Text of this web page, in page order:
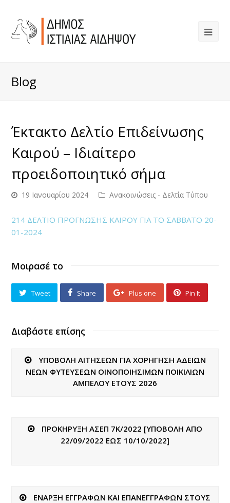
Blog
Έκτακτο Δελτίο Επιδείνωσης
Καιρού – Ιδιαίτερο
προειδοποιητικό σήμα
19 Ιανουαρίου 2024 Ανακοινώσεις - Δελτία Τύπου
214 ΔΕΛΤΙΟ ΠΡΟΓΝΩΣΗΣ ΚΑΙΡΟΥ ΓΙΑ ΤO ΣΑΒΒΑΤΟ 20-
01-2024
Μοιρασέ το
Tweet Share Plus one Pin It
Διαβάστε επίσης
ΥΠΟΒΟΛΗ ΑΙΤΗΣΕΩΝ ΓΙΑ ΧΟΡΗΓΗΣΗ ΑΔΕΙΩΝ
ΝΕΩΝ ΦΥΤΕΥΣΕΩΝ ΟΙΝΟΠΟΙΗΣΙΜΩΝ ΠΟΙΚΙΛΙΩΝ
ΑΜΠΕΛΟΥ ΕΤΟΥΣ 2026
ΠΡΟΚΗΡΥΞΗ ΑΣΕΠ 7Κ/2022 [ΥΠΟΒΟΛΗ ΑΠΟ
22/09/2022 ΕΩΣ 10/10/2022]
ΕΝΑΡΞΗ ΕΓΓΡΑΦΩΝ ΚΑΙ ΕΠΑΝΕΓΓΡΑΦΩΝ ΣΤΟΥΣ